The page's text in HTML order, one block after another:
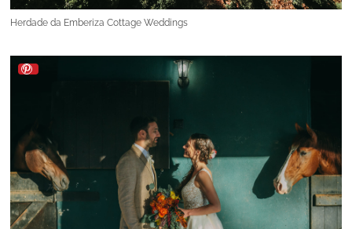
Herdade da Emberiza Cottage Weddings